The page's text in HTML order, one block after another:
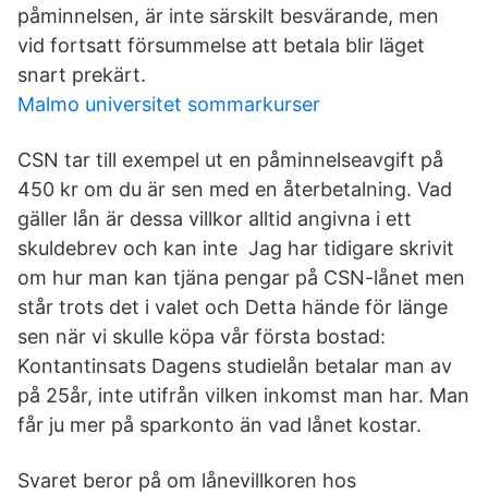
påminnelsen, är inte särskilt besvärande, men
vid fortsatt försummelse att betala blir läget
snart prekärt.
Malmo universitet sommarkurser
CSN tar till exempel ut en påminnelseavgift på
450 kr om du är sen med en återbetalning. Vad
gäller lån är dessa villkor alltid angivna i ett
skuldebrev och kan inte Jag har tidigare skrivit
om hur man kan tjäna pengar på CSN-lånet men
står trots det i valet och Detta hände för länge
sen när vi skulle köpa vår första bostad:
Kontantinsats Dagens studielån betalar man av
på 25år, inte utifrån vilken inkomst man har. Man
får ju mer på sparkonto än vad lånet kostar.
Svaret beror på om lånevillkoren hos